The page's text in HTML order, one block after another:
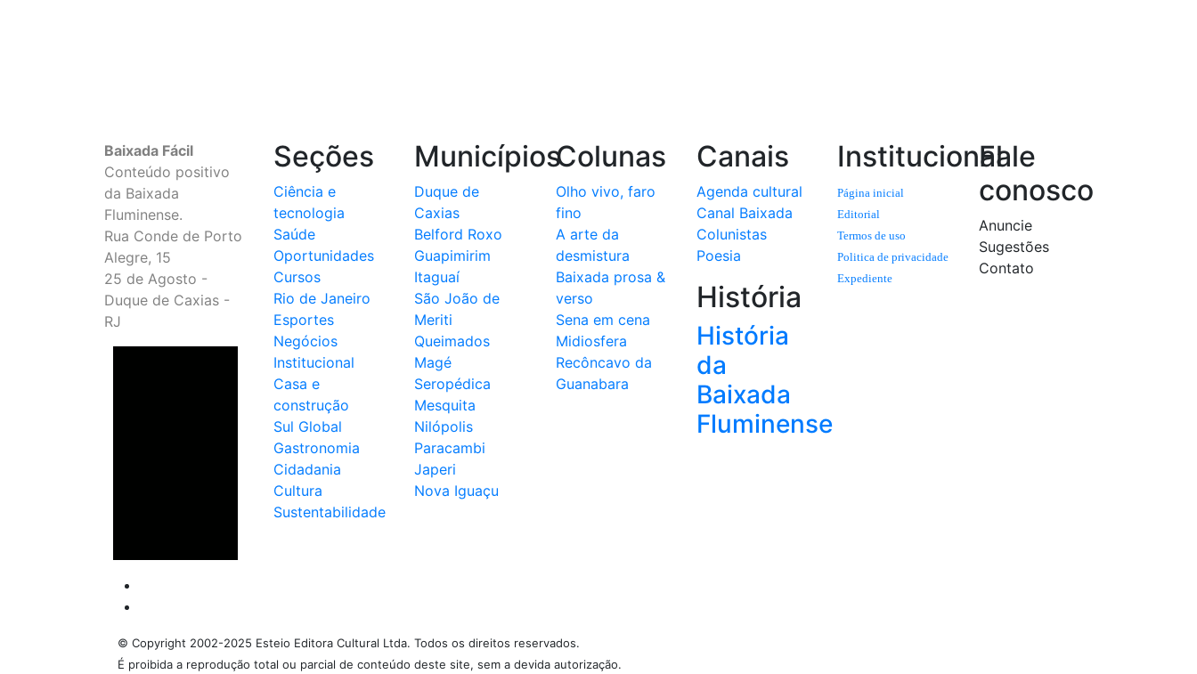
Baixada Fácil
Conteúdo positivo
da Baixada
Fluminense.
Rua Conde de Porto
Alegre, 15
25 de Agosto -
Duque de Caxias -
RJ
Seções
Ciência e
tecnologia
Saúde
Oportunidades
Cursos
Rio de Janeiro
Esportes
Negócios
Institucional
Casa e
construção
Sul Global
Gastronomia
Cidadania
Cultura
Sustentabilidade
Municípios
Duque de
Caxias
Belford Roxo
Guapimirim
Itaguaí
São João de
Meriti
Queimados
Magé
Seropédica
Mesquita
Nilópolis
Paracambi
Japeri
Nova Iguaçu
Colunas
Olho vivo, faro
fino
A arte da
desmistura
Baixada prosa &
verso
Sena em cena
Midiosfera
Recôncavo da
Guanabara
Canais
Agenda cultural
Canal Baixada
Colunistas
Poesia
História
História
da
Baixada
Fluminense
Institucional
Página inicial
Editorial
Termos de uso
Politica de privacidade
Expediente
Fale
conosco
Anuncie
Sugestões
Contato
© Copyright 2002-2025 Esteio Editora Cultural Ltda. Todos os direitos reservados.
É proibida a reprodução total ou parcial de conteúdo deste site, sem a devida autorização.